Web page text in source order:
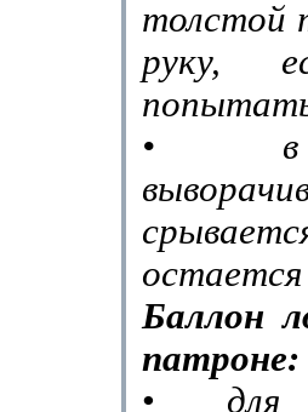
толстой
руку,
•
в
Баллон
патроне:
•
для